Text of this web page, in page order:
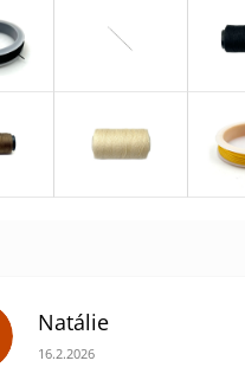
Natálie
Hodnocení obchodu je 5 z 5
16.2.2026